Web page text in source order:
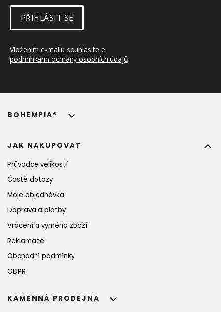
PŘIHLÁSIT SE
Vložením e-mailu souhlasíte e
podmínkami ochrany osobních údajů.
JAK NAKUPOVAT
Průvodce velikostí
Časté dotazy
Moje objednávka
Doprava a platby
Vrácení a výměna zboží
Reklamace
Obchodní podmínky
GDPR
BOHEMPIA®
KAMENNÁ PRODEJNA